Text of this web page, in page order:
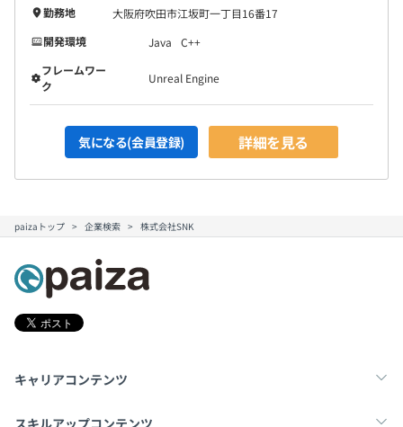
勤務地
大阪府吹田市江坂町一丁目16番17
開発環境
Java
C++
フレームワー
ク
Unreal Engine
気になる(会員登録) 詳細を見る
paizaトップ 企業検索 株式会社SNK
キャリアコンテンツ
転職・キャリア